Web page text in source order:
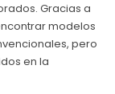
Gracias a
modelos
pero
en la